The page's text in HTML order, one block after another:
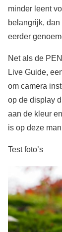
minder leent
belangrijk,
eerder
Net als de
Live Guide,
om camera
op de display
aan de kleur
is op deze
Test foto’s